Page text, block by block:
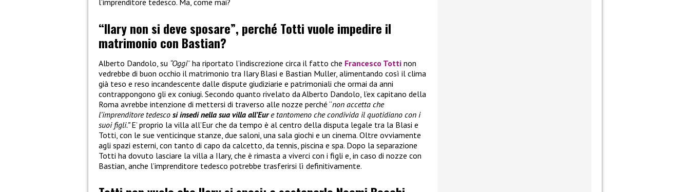
l’imprenditore tedesco. Ma, come mai?
“Ilary non si deve sposare”, perché Totti vuole impedire il
matrimonio con Bastian?
Alberto Dandolo, su “Oggi” ha riportato l’indiscrezione circa il fatto che Francesco Totti non
vedrebbe di buon occhio il matrimonio tra Ilary Blasi e Bastian Muller, alimentando così il clima
già teso e reso incandescente dalle dispute giudiziarie e patrimoniali che ormai da anni
contrappongono gli ex coniugi. Secondo quanto rivelato da Alberto Dandolo, l’ex capitano della
Roma avrebbe intenzione di mettersi di traverso alle nozze perché “non accetta che
l’imprenditore tedesco si insedi nella sua villa all’Eure tantomeno che condivida il quotidiano con i
suoi figli.”E’ proprio la villa all’Eur che da tempo è al centro della disputa legale tra la Blasi e
Totti, con le sue venticinque stanze, due saloni, una sala giochi e un cinema. Oltre ovviamente
agli spazi esterni, con tanto di capo da calcetto, da tennis, piscina e spa. Dopo la separazione
Totti ha dovuto lasciare la villa a Ilary, che è rimasta a viverci con i figli e, in caso di nozze con
Bastian, anche l’imprenditore tedesco potrebbe trasferirsi lì definitivamente.